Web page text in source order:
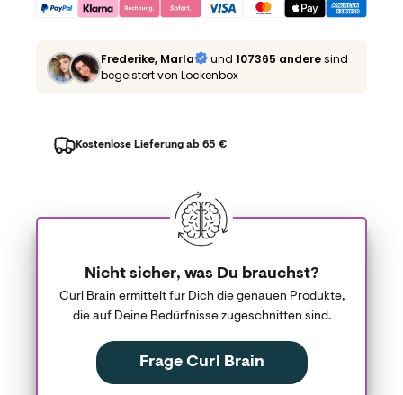
Frederike, Marla und 107365 anderesind
begeistert von Lockenbox
Kostenlose Lieferung ab 65 €
Nicht sicher, was Du brauchst?
Curl Brain ermittelt für Dich die genauen Produkte,
die auf Deine Bedürfnisse zugeschnitten sind.
Frage Curl Brain